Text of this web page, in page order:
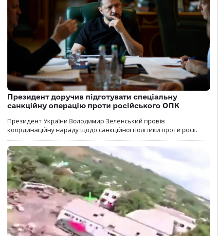
Президент доручив підготувати спеціальну
санкційну операцію проти російського ОПК
Президент України Володимир Зеленський провів
координаційну нараду щодо санкційної політики проти росії.